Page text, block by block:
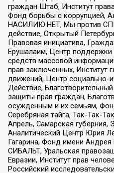
граждан Штаб, Институт
Фонд борьбы с коррупцией,
НАСИЛИЮ.НЕТ, Мы против
действие, Открытый
Правовая инициатива,
Ерушалаим, Центр поддержки
средств массовой
прав заключенных, Институт
движений, Центр социально-
Действие,
защиты прав граждан,
осужденным и их семьям,
Серебряная тайга, Так-Так-
Апрель, Самарская губерния,
Аналитический Центр Юрия
Гагарина, Фонд имени
СИБАЛЬТ, Уральская
Евразии, Институт прав
Российский